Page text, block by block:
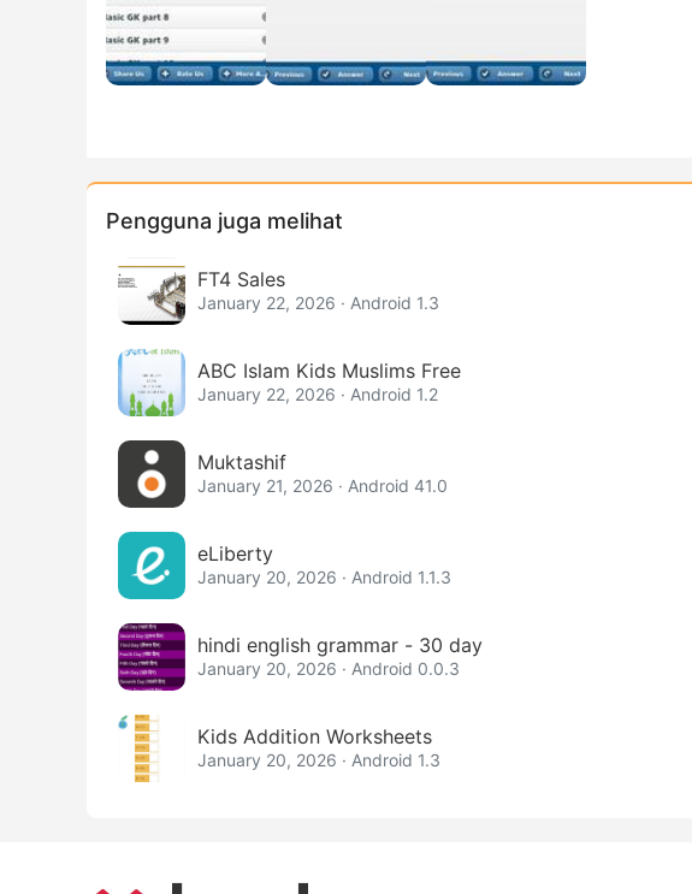
Pengguna juga melihat
FT4 Sales
January 22, 2026 · Android 1.3
ABC Islam Kids Muslims Free
January 22, 2026 · Android 1.2
Muktashif
January 21, 2026 · Android 41.0
eLiberty
January 20, 2026 · Android 1.1.3
hindi english grammar - 30 day
January 20, 2026 · Android 0.0.3
Kids Addition Worksheets
January 20, 2026 · Android 1.3